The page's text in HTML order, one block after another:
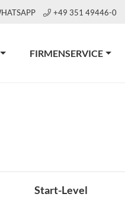
+49 351 49446-0
FIRMENSERVICE
Start-Level